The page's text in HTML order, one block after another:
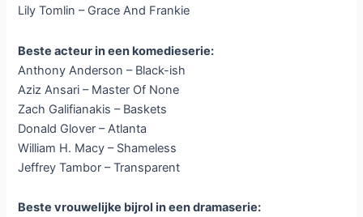
Lily Tomlin – Grace And Frankie
Beste acteur in een komedieserie:
Anthony Anderson – Black-ish
Aziz Ansari – Master Of None
Zach Galifianakis – Baskets
Donald Glover – Atlanta
William H. Macy – Shameless
Jeffrey Tambor – Transparent
Beste vrouwelijke bijrol in een dramaserie: